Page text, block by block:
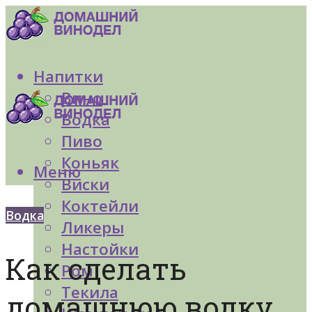
Напитки
Вино
Водка
Пиво
Коньяк
Виски
Коктейли
Ликеры
Настойки
Ром
Текила
Меню
Водка
Как сделать